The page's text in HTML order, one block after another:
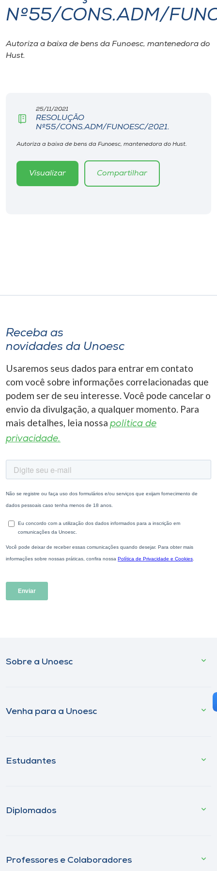
I.nova
Diplomados
Editora
A-
Nº55/CONS.ADM/
Autoriza a baixa de bens da Funoesc, mantenedora do
Hust.
25/11/2021
RESOLUÇÃO
Nº55/CONS.ADM/FUNOESC/2021.
Autoriza a baixa de bens da Funoesc, mantenedora do Hust.
Visualizar Compartilhar
Receba as
novidades da Unoesc
Usaremos seus dados para entrar em contato
com você sobre informações correlacionadas que
podem ser de seu interesse. Você pode cancelar o
envio da divulgação, a qualquer momento. Para
mais detalhes, leia nossa política de
privacidade.
Sobre a Unoesc
Venha para a Unoesc
Estudantes
Diplomados
Professores e Colaboradores